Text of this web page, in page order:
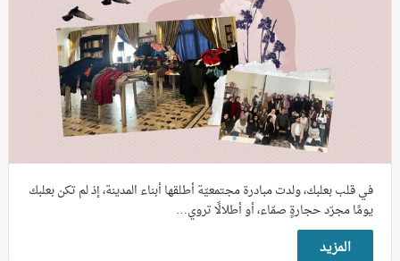
في قلب بعلبك، ولدت مبادرة مجتمعيّة أطلقها أبناء المدينة، إذ لم تكن بعلبك
يومًا مجرّد حجارةٍ صمّاء، أو أطلالًا تروي…
المزيد